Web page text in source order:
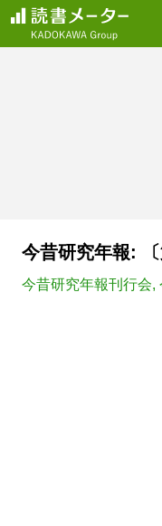
今昔研究年報:
今昔研究年報刊行会,